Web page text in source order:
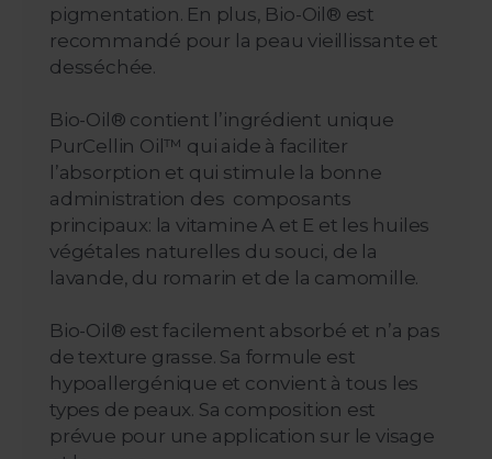
pigmentation. En plus, Bio-Oil® est
recommandé pour la peau vieillissante et
desséchée.
Bio-Oil® contient l’ingrédient unique
PurCellin Oil™ qui aide à faciliter
l’absorption et qui stimule la bonne
administration des composants
principaux: la vitamine A et E et les huiles
végétales naturelles du souci, de la
lavande, du romarin et de la camomille.
Bio-Oil® est facilement absorbé et n’a pas
de texture grasse. Sa formule est
hypoallergénique et convient à tous les
types de peaux. Sa composition est
prévue pour une application sur le visage